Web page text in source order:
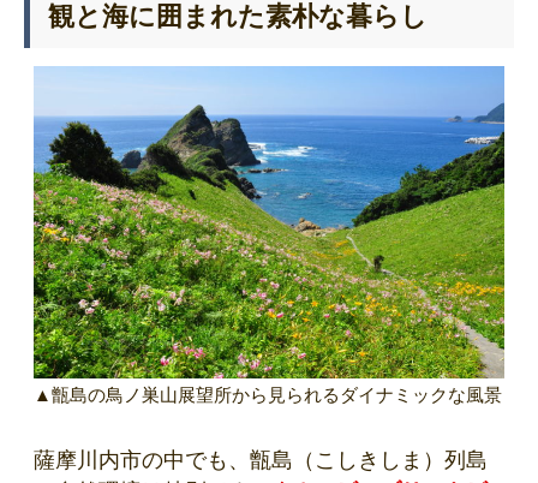
観と海に囲まれた素朴な暮らし
▲甑島の鳥ノ巣山展望所から見られるダイナミックな風景
薩摩川内市の中でも、甑島（こしきしま）列島